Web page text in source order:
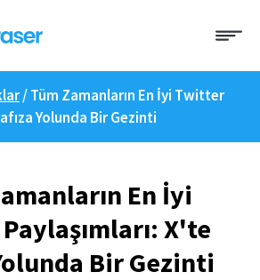
/Tüm Zamanların En İyi Twitter
Yolunda Bir Gezinti
En İyi
X'te
Bir Gezinti